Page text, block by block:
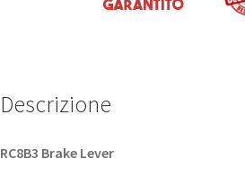
Descrizione
RC8B3 Brake Lever